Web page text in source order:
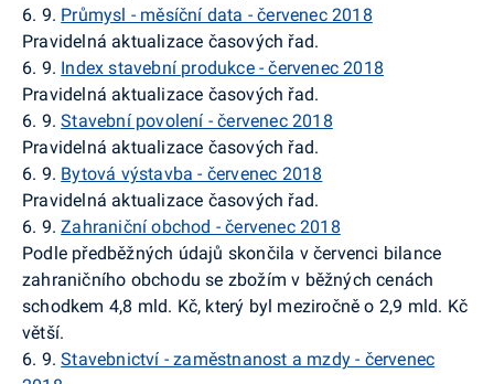
6. 9. Průmysl - měsíční data - červenec 2018
Pravidelná aktualizace časových řad.
6. 9. Index stavební produkce - červenec 2018
Pravidelná aktualizace časových řad.
6. 9.Stavební povolení - červenec 2018
Pravidelná aktualizace časových řad.
6. 9. Bytová výstavba - červenec 2018
Pravidelná aktualizace časových řad.
6. 9.Zahraniční obchod - červenec 2018
Podle předběžných údajů skončila v červenci bilance
zahraničního obchodu se zbožím v běžných cenách
schodkem 4,8 mld. Kč, který byl meziročně o 2,9 mld. Kč
větší.
6. 9.Stavebnictví - zaměstnanost a mzdy - červenec